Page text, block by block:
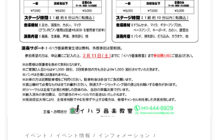
こんにちは、イハラ音楽教室の伊原鉄朗です。 今年はじめての
ブログ更新になってしまいましたが、 発表会 […]
イベント イベント情報
インフォメーション